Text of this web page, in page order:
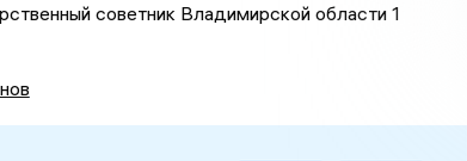
советник Владимирской области 1